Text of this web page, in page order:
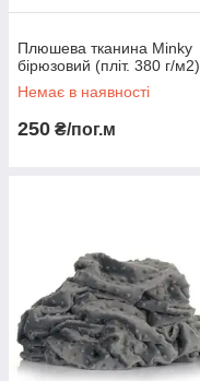
Плюшева тканина Minky
бірюзовий (пліт. 380 г/м2)
Немає в наявності
250 ₴/пог.м